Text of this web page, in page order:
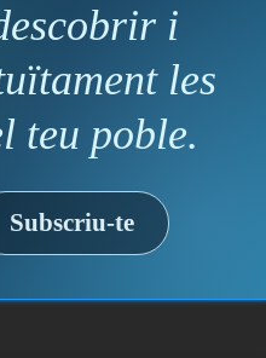
i
les
teu poble.
Subscriu-te